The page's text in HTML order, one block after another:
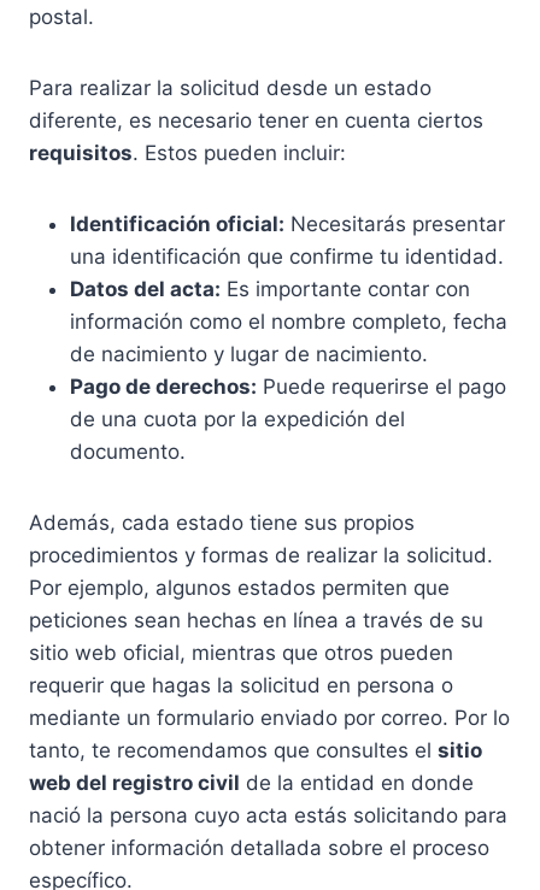
postal.
Para realizar la solicitud desde un estado
diferente, es necesario tener en cuenta ciertos
requisitos. Estos pueden incluir:
Identificación oficial: Necesitarás presentar
una identificación que confirme tu identidad.
Datos del acta: Es importante contar con
información como el nombre completo, fecha
de nacimiento y lugar de nacimiento.
Pago de derechos: Puede requerirse el pago
de una cuota por la expedición del
documento.
Además, cada estado tiene sus propios
procedimientos y formas de realizar la solicitud.
Por ejemplo, algunos estados permiten que
peticiones sean hechas en línea a través de su
sitio web oficial, mientras que otros pueden
requerir que hagas la solicitud en persona o
mediante un formulario enviado por correo. Por lo
tanto, te recomendamos que consultes el sitio
web del registro civil de la entidad en donde
nació la persona cuyo acta estás solicitando para
obtener información detallada sobre el proceso
específico.